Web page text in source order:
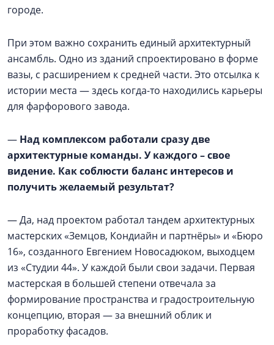
городе.
При этом важно сохранить единый архитектурный
ансамбль. Одно из зданий спроектировано в форме
вазы, с расширением к средней части. Это отсылка к
истории места — здесь когда-то находились карьеры
для фарфорового завода.
— Над комплексом работали сразу две
архитектурные команды. У каждого – свое
видение. Как соблюсти баланс интересов и
получить желаемый результат?
— Да, над проектом работал тандем архитектурных
мастерских «Земцов, Кондиайн и партнёры» и «Бюро
16», созданного Евгением Новосадюком, выходцем
из «Студии 44». У каждой были свои задачи. Первая
мастерская в большей степени отвечала за
формирование пространства и градостроительную
концепцию, вторая — за внешний облик и
проработку фасадов.